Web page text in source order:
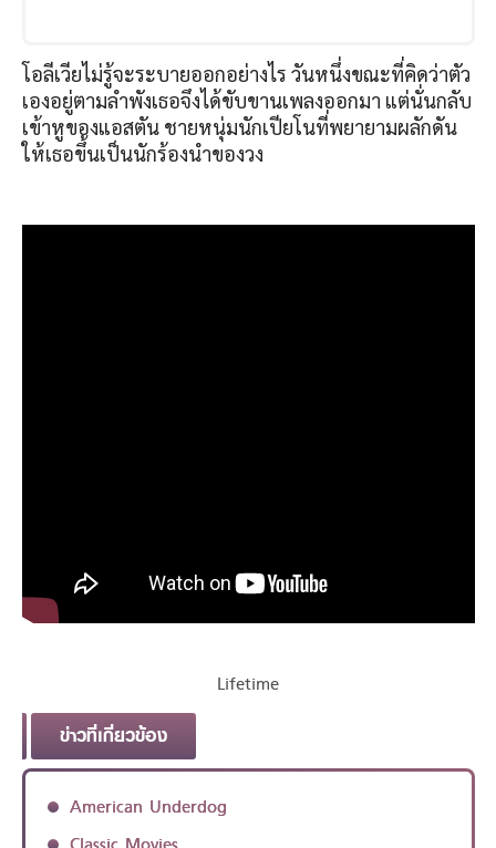
โอลีเวียไม่รู้จะระบายออกอย่างไร วันหนึ่งขณะที่คิดว่าตัว
เองอยู่ตามลำพังเธอจึงได้ขับขานเพลงออกมา แต่นั่นกลับ
เข้าหูของแอสตัน ชายหนุ่มนักเปียโนที่พยายามผลักดัน
ให้เธอขึ้นเป็นนักร้องนำของวง
Lifetime
ข่าวที่เกี่ยวข้อง
American Underdog